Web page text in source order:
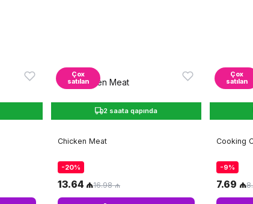
Çox
satılan
2 saata qapında
Chicken Meat
-20%
13.64 ₼16.98 ₼
Çox
satılan
Cooking
-9%
7.69 ₼